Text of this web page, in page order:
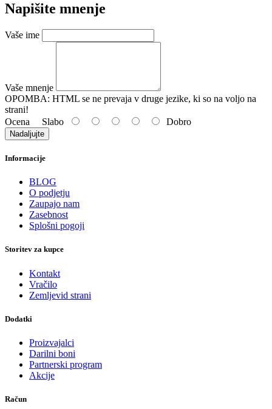
Napišite mnenje
Vaše ime
Vaše mnenje
OPOMBA: HTML se ne prevaja v druge jezike, ki so na voljo na
strani!
Ocena Slabo Dobro
Nadaljujte
Informacije
BLOG
O podjetju
Zaupajo nam
Zasebnost
Splošni pogoji
Storitev za kupce
Kontakt
Vračilo
Zemljevid strani
Dodatki
Proizvajalci
Darilni boni
Partnerski program
Akcije
Račun